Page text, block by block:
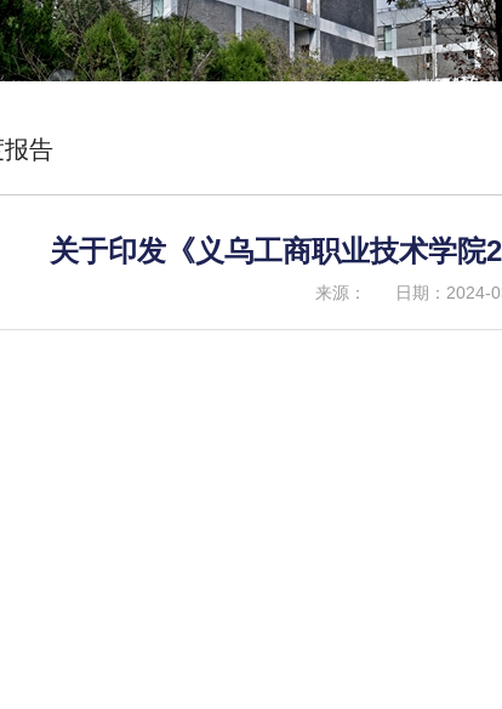
告
关于印发《义乌工商职业技术学院
来源： 日期：2024-